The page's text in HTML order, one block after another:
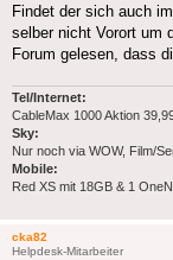
Findet der sich auch
selber nicht Vorort um
Forum gelesen, dass
Tel/Internet:
CableMax 1000 Aktion
Sky:
Nur noch via WOW, Film/
Mobile:
Red XS mit 18GB & 1
cka82
Helpdesk-Mitarbeiter